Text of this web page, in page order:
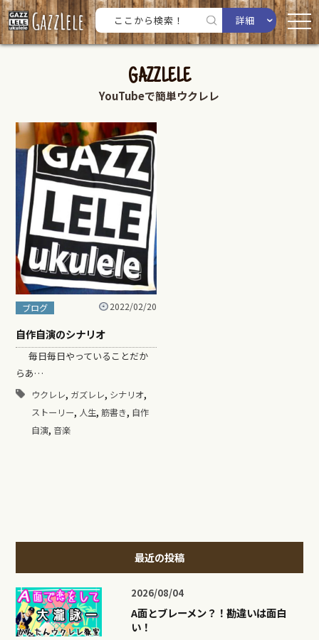
詳細
GAZZLELE
YouTubeで簡単ウクレレ
ブログ 2022/02/20
自作自演のシナリオ
毎日毎日やっていることだか
らあ…
ウクレレ, ガズレレ, シナリオ,
ストーリー, 人生, 筋書き, 自作
自演, 音楽
最近の投稿
2026/08/04
A面とブレーメン？！勘違いは面白
い！